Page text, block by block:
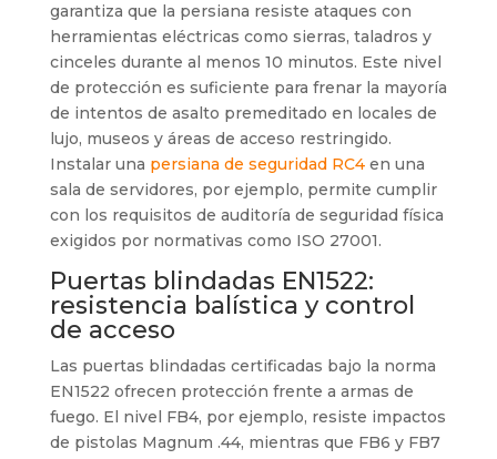
garantiza que la persiana resiste ataques con
herramientas eléctricas como sierras, taladros y
cinceles durante al menos 10 minutos. Este nivel
de protección es suficiente para frenar la mayoría
de intentos de asalto premeditado en locales de
lujo, museos y áreas de acceso restringido.
Instalar una persiana de seguridad RC4en una
sala de servidores, por ejemplo, permite cumplir
con los requisitos de auditoría de seguridad física
exigidos por normativas como ISO 27001.
Puertas blindadas EN1522:
resistencia balística y control
de acceso
Las puertas blindadas certificadas bajo la norma
EN1522 ofrecen protección frente a armas de
fuego. El nivel FB4, por ejemplo, resiste impactos
de pistolas Magnum .44, mientras que FB6 y FB7